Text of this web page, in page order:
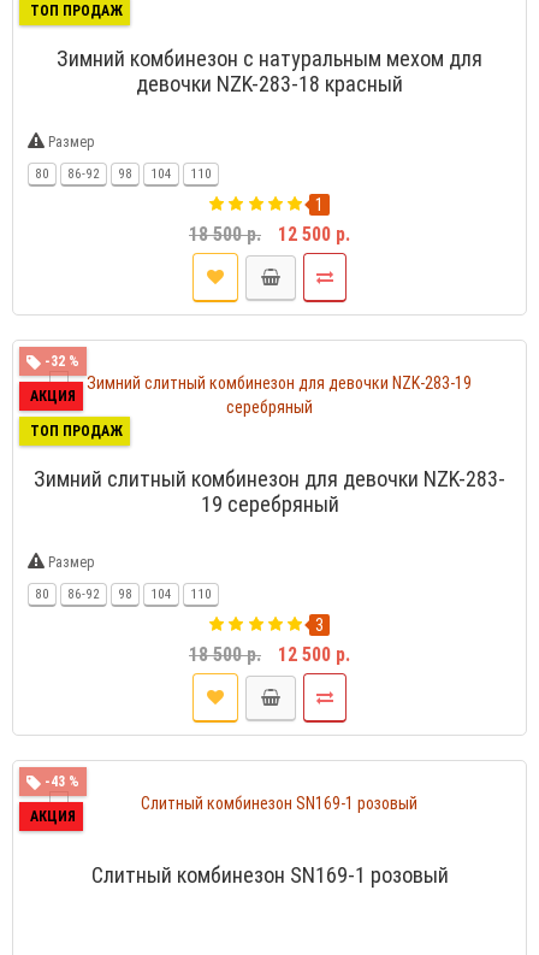
ТОП ПРОДАЖ
Зимний комбинезон с натуральным мехом для
девочки NZK-283-18 красный
Размер
80 86-92 98 104 110
1
18 500 р. 12 500 р.
-32 %
АКЦИЯ
ТОП ПРОДАЖ
Зимний слитный комбинезон для девочки NZK-283-
19 серебряный
Размер
80 86-92 98 104 110
3
18 500 р. 12 500 р.
-43 %
АКЦИЯ
Слитный комбинезон SN169-1 розовый